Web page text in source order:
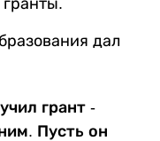
дал
грант -
Пусть он